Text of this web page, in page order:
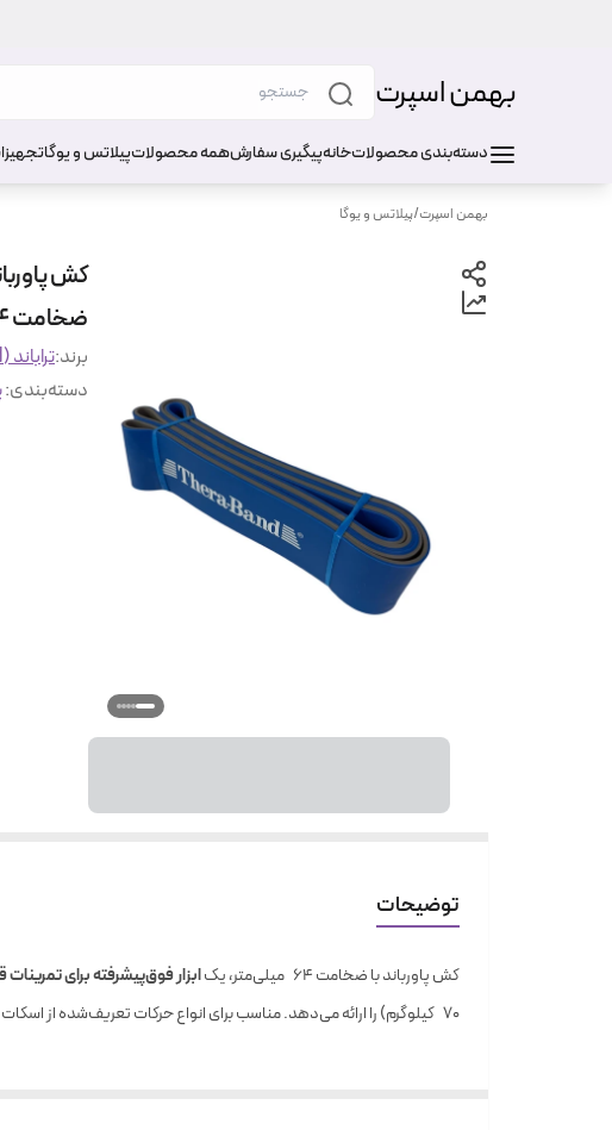
بهمن اسپرت
دسته‌بندی محصولاتخانهپیگیری سفارشهمه محصولاتپیلاتس و یوگا
بهمن اسپرت/پیلاتس و یوگا
ضخامت 64 میلی‌متر
برند:تراباند (Thera-Band)
دسته‌بندی:
توضیحات
کش پاورباند با ضخامت ۶۴ میلی‌متر، یک ابزار فوق‌پیشرفته برای
۷۰ کیلوگرم) را ارائه می‌دهد. مناسب برای انواع حرکات تعریف‌شده از اسکات با کش تا تمرینات انفجاری، بارفیکس، پرس وزنه همراه کش و بردارنده کمتر فشار بر مفاصل در تمرینات حرفه‌ای